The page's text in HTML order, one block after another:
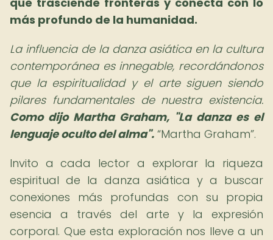
más profundo de la humanidad.
La influencia de la danza asiática en la cultura
contemporánea es innegable, recordándonos
que la espiritualidad y el arte siguen siendo
pilares fundamentales de nuestra existencia.
Como dijo Martha Graham, "La danza es el
lenguaje oculto del alma". Martha Graham .
Invito a cada lector a explorar la riqueza
espiritual de la danza asiática y a buscar
conexiones más profundas con su propia
esencia a través del arte y la expresión
corporal. Que esta exploración nos lleve a un